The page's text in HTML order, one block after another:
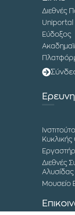
Διεθνές
Uniportal
Εύδοξος
Κυκλικής
Διεθνές
Αλυσίδας
Μουσείο